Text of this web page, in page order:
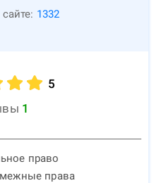
1332
5
1
право
права